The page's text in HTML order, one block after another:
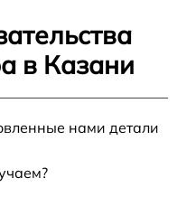
в Казани
нами детали